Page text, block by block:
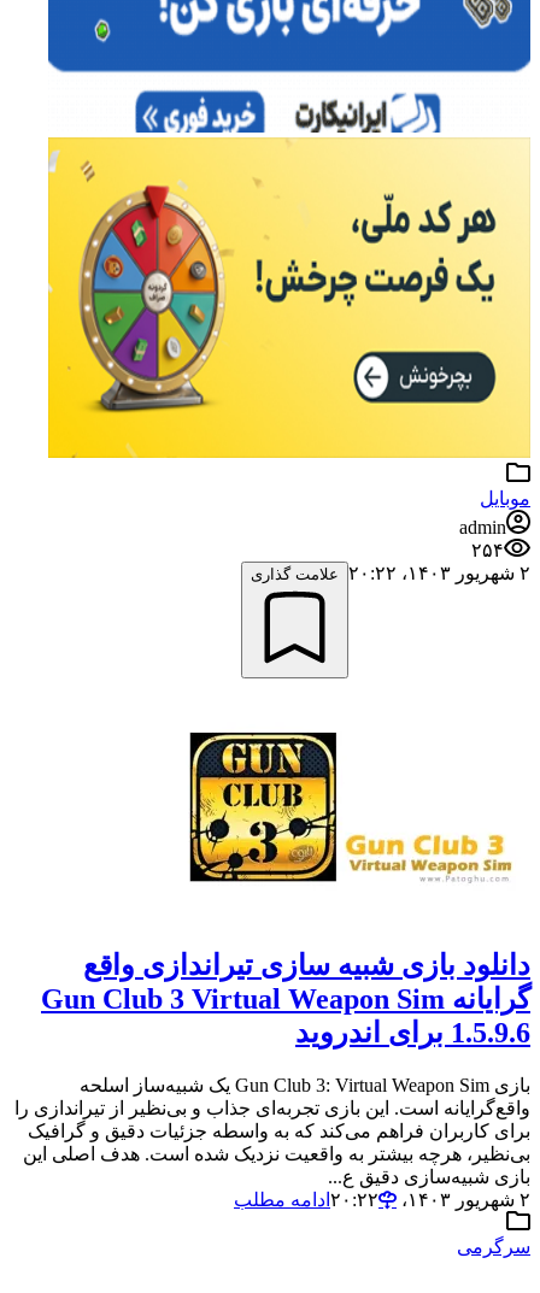
موبایل
admin
۲۵۴
۲ شهریور ۱۴۰۳،‏ ۲۰:۲۲
علامت گذاری
دانلود بازی شبیه سازی تیراندازی واقع
گرایانه Gun Club 3 Virtual Weapon Sim
1.5.9.6 برای اندروید
بازی Gun Club 3: Virtual Weapon Sim یک شبیه‌ساز اسلحه
واقع‌گرایانه است. این بازی تجربه‌ای جذاب و بی‌نظیر از تیراندازی را
برای کاربران فراهم می‌کند که به واسطه جزئیات دقیق و گرافیک
بی‌نظیر، هرچه بیشتر به واقعیت نزدیک شده است. هدف اصلی این
بازی شبیه‌سازی دقیق ع...
۲ شهریور ۱۴۰۳،‏ ۲۰:۲۲
ادامه مطلب
سرگرمی